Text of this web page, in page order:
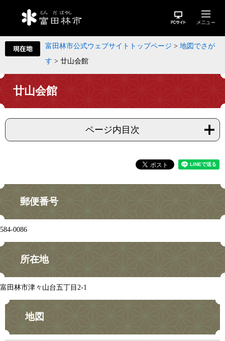
富田林市公式ウェブサイトトップページ > 地図でさが
す > 廿山会館
廿山会館
ページ内目次
郵便番号
584-0086
所在地
富田林市津々山台五丁目2-1
地図